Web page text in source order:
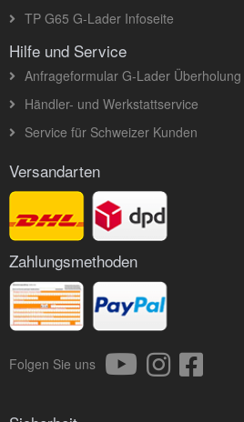
TP G65 G-Lader Infoseite
Hilfe und Service
Anfrageformular G-Lader Überholung
Händler- und Werkstattservice
Service für Schweizer Kunden
Versandarten
Zahlungsmethoden
Folgen Sie uns